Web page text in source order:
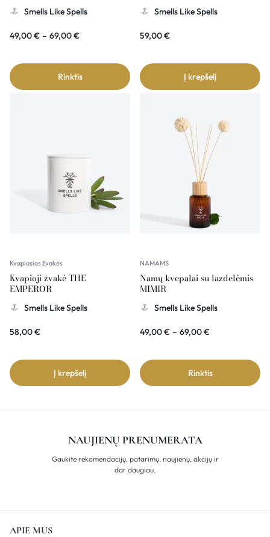
Smells Like Spells
49,00€ – 69,00€
Rinktis
Smells Like Spells
59,00€
Į krepšelį
Kvapiosios žvakės
Kvapioji žvakė THE
EMPEROR
Smells Like Spells
58,00€
Į krepšelį
NAMAMS
Namų kvepalai su lazdelėmis
MIMIR
Smells Like Spells
49,00€ – 69,00€
Rinktis
NAUJIENŲ PRENUMERATA
Gaukite rekomendacijų, patarimų, naujienų, akcijų ir
dar daugiau.
APIE MUS